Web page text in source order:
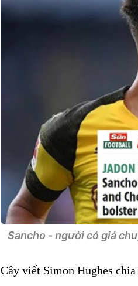
Sancho - người có giá
Cây viết Simon Hughes